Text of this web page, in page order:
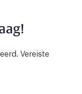
Vereiste